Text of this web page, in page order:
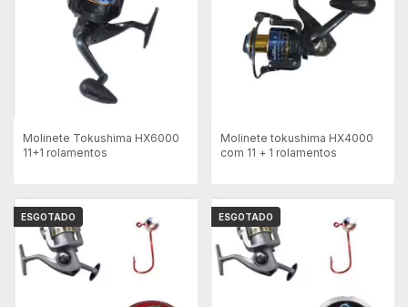
Molinete Tokushima HX6000
11+1 rolamentos
Molinete tokushima HX4000
com 11 + 1 rolamentos
ESGOTADO ESGOTADO